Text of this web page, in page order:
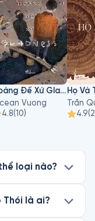
Hoàng Đế Xứ Gladness
Vuong
4.8(10)
Trần
4.9(
loại nào?
Thói là ai?